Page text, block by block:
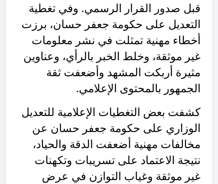
قبل صدور القرار الرسمي. وفي تغطية
التعديل على حكومة جعفر حسان، برزت
أخطاء مهنية تمثلت في نشر معلومات
غير موثقة، وخلط الخبر بالرأي، وعناوين
مثيرة أربكت المشهد وأضعفت ثقة
الجمهور بالمحتوى الإعلامي.
كشفت بعض التغطيات الإعلامية للتعديل
الوزاري على حكومة جعفر حسان عن
مخالفات مهنية أضعفت الدقة والحياد،
نتيجة الاعتماد على تسريبات وتكهنات
غير موثقة وغياب التوازن في عرض